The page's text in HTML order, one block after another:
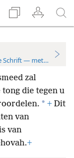
Schrift — met
zal
tong die tegen u
* + Dit
van
van
+